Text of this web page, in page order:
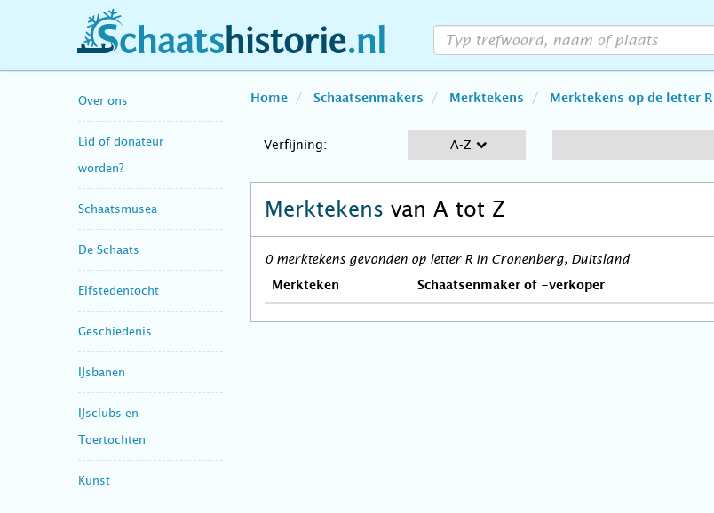
schaatshistorie.nl
Over ons
Lid of donateur
worden?
Schaatsmusea
De Schaats
Elfstedentocht
Geschiedenis
IJsbanen
IJsclubs en
Toertochten
Kunst
Home Schaatsenmakers Merktekens Merktekens op de letter R
Verfijning: A-Z
Merktekens van A tot Z
0 merktekens gevonden op letter R in Cronenberg, Duitsland
Merkteken Schaatsenmaker of -verkoper